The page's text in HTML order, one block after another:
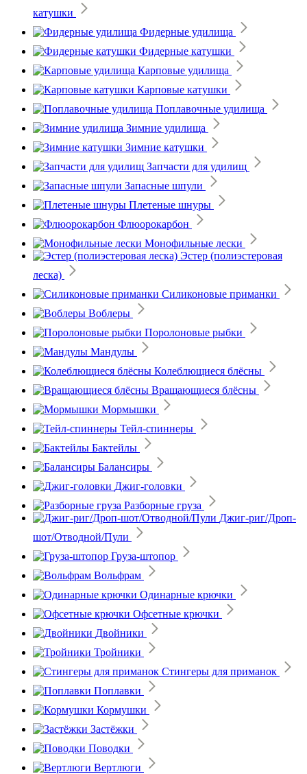
катушки
Фидерные удилища
Фидерные катушки
Карповые удилища
Карповые катушки
Поплавочные удилища
Зимние удилища
Зимние катушки
Запчасти для удилищ
Запасные шпули
Плетеные шнуры
Флюорокарбон
Монофильные лески
Эстер (полиэстеровая
леска)
Силиконовые приманки
Воблеры
Поролоновые рыбки
Мандулы
Колеблющиеся блёсны
Вращающиеся блёсны
Мормышки
Тейл-спиннеры
Бактейлы
Балансиры
Джиг-головки
Разборные груза
Джиг-риг/Дроп-
шот/Отводной/Пули
Груза-штопор
Вольфрам
Одинарные крючки
Офсетные крючки
Двойники
Тройники
Стингеры для приманок
Поплавки
Кормушки
Застёжки
Поводки
Вертлюги